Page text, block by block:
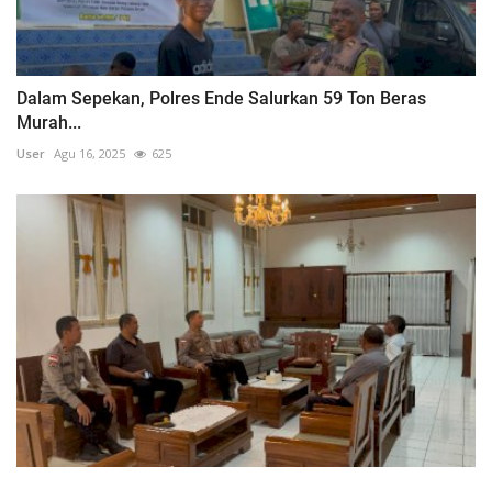
Dalam Sepekan, Polres Ende Salurkan 59 Ton Beras
Murah...
User Agu 16, 2025 625